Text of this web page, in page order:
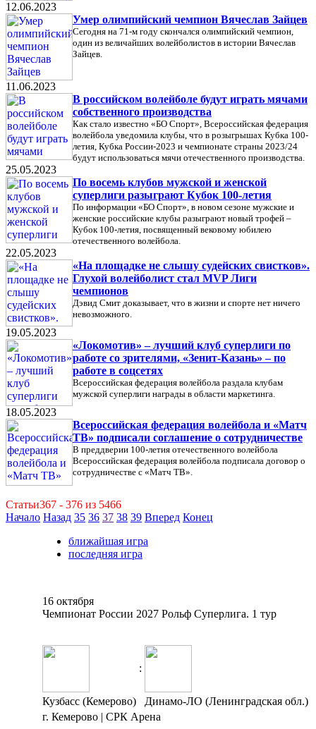
12.06.2023
Умер олимпийский чемпион Вячеслав Зайцев
Сегодня на 71-м году скончался олимпийский чемпион,
один из величайших волейболистов в истории Вячеслав
Зайцев.
11.06.2023
В российском волейболе будут играть мячами
собственного производства
Как стало известно «БО Спорт», Всероссийская федерация
волейбола уведомила клубы, что в розыгрышах Кубка 100-
летия, Кубка России-2023 и чемпионате страны 2023/24
будут использоваться мячи отечественного производства.
25.05.2023
По восемь клубов мужской и женской
суперлиги разыграют Кубок 100-летия
По информации «БО Спорт», в новом сезоне мужские и
женские российские клубы разыграют новый трофей –
Кубок 100-летия, посвященный вековому юбилею
отечественного волейбола.
22.05.2023
«На площадке не слышу судейских свистков».
Глухой волейболист стал MVP Лиги
чемпионов
Дэвид Смит доказывает, что в жизни и спорте нет ничего
невозможного.
19.05.2023
«Локомотив» – лучший клуб суперлиги по
работе со зрителями, «Зенит-Казань» – по
работе в соцсетях
Всероссийская федерация волейбола раздала клубам
мужской суперлиги награды в области маркетинга.
18.05.2023
Всероссийская федерация волейбола и «Матч
ТВ» подписали соглашение о сотрудничестве
В преддверии 100-летия отечественного волейбола
Всероссийская федерация волейбола подписала договор о
сотрудничестве с «Матч ТВ».
Статьи367 - 376 из 5466
Начало Назад 35 36 37 38 39 Вперед Конец
ближайшая игра
последняя игра
16 октября
Чемпионат России 2027 Рольф Суперлига. 1 тур
:
Кузбасс (Кемерово)
Динамо-ЛО (Ленинградская обл.)
г. Кемерово | СРК Арена